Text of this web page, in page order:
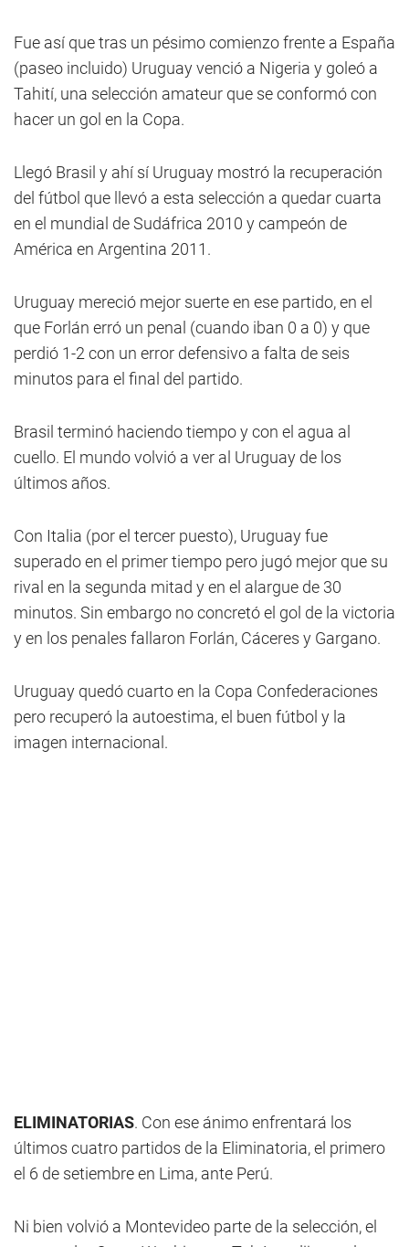
Fue así que tras un pésimo comienzo frente a España
(paseo incluido) Uruguay venció a Nigeria y goleó a
Tahití, una selección amateur que se conformó con
hacer un gol en la Copa.
Llegó Brasil y ahí sí Uruguay mostró la recuperación
del fútbol que llevó a esta selección a quedar cuarta
en el mundial de Sudáfrica 2010 y campeón de
América en Argentina 2011.
Uruguay mereció mejor suerte en ese partido, en el
que Forlán erró un penal (cuando iban 0 a 0) y que
perdió 1-2 con un error defensivo a falta de seis
minutos para el final del partido.
Brasil terminó haciendo tiempo y con el agua al
cuello. El mundo volvió a ver al Uruguay de los
últimos años.
Con Italia (por el tercer puesto), Uruguay fue
superado en el primer tiempo pero jugó mejor que su
rival en la segunda mitad y en el alargue de 30
minutos. Sin embargo no concretó el gol de la victoria
y en los penales fallaron Forlán, Cáceres y Gargano.
Uruguay quedó cuarto en la Copa Confederaciones
pero recuperó la autoestima, el buen fútbol y la
imagen internacional.
ELIMINATORIAS. Con ese ánimo enfrentará los
últimos cuatro partidos de la Eliminatoria, el primero
el 6 de setiembre en Lima, ante Perú.
Ni bien volvió a Montevideo parte de la selección, el